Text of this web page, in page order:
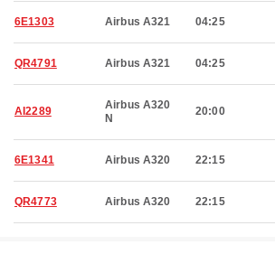
6E1303 Airbus A321 04:25
QR4791 Airbus A321 04:25
AI2289
Airbus A320
N
20:00
6E1341 Airbus A320 22:15
QR4773 Airbus A320 22:15